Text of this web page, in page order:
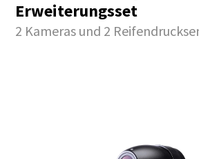
Erweiterungsset
2 Kameras und 2